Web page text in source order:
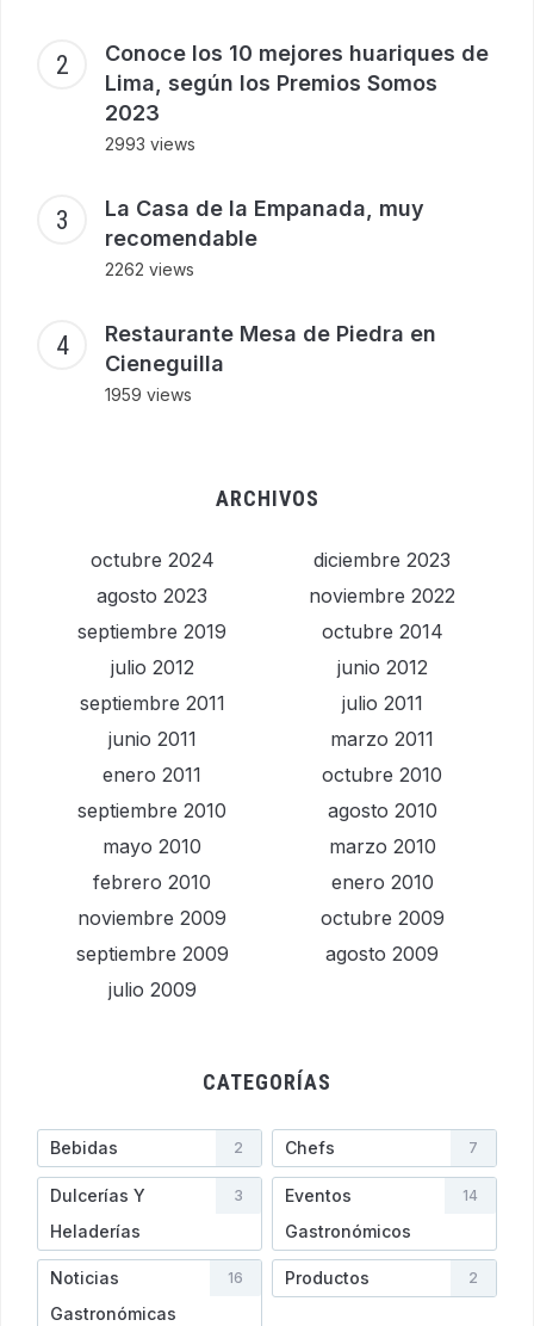
Conoce los 10 mejores huariques de
Lima, según los Premios Somos
2023
2993 views
La Casa de la Empanada, muy
recomendable
2262 views
Restaurante Mesa de Piedra en
Cieneguilla
1959 views
ARCHIVOS
octubre 2024
diciembre 2023
agosto 2023
noviembre 2022
septiembre 2019
octubre 2014
julio 2012
junio 2012
septiembre 2011
julio 2011
junio 2011
marzo 2011
enero 2011
octubre 2010
septiembre 2010
agosto 2010
mayo 2010
marzo 2010
febrero 2010
enero 2010
noviembre 2009
octubre 2009
septiembre 2009
agosto 2009
julio 2009
CATEGORÍAS
Bebidas 2 Chefs 7
Dulcerías Y
Heladerí­as
3
Eventos
Gastronómicos
14
Noticias
Gastronómicas
16 Productos 2